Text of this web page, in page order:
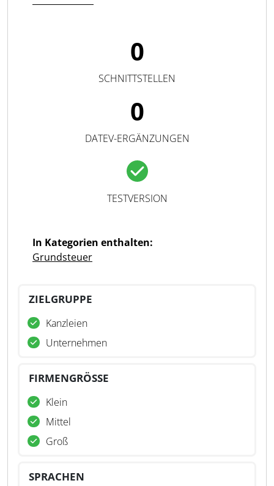
0
SCHNITTSTELLEN
0
DATEV-ERGÄNZUNGEN
TESTVERSION
In Kategorien enthalten:
Grundsteuer
ZIELGRUPPE
Kanzleien
Unternehmen
FIRMENGRÖSSE
Klein
Mittel
Groß
SPRACHEN